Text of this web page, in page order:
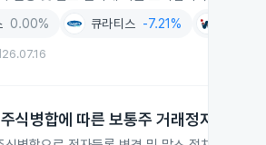
0.00% 큐라티스 -7.21%
26.07.16
식병합에 따른 보통주 거래정지